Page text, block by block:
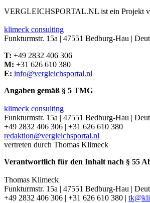
VERGLEICHSPORTAL.NL ist ein Projekt
klimeck consulting
Funkturmstr. 15a | 47551 Bedburg-Hau |
T: +49 2832 406 306
M: +31 626 610 380
E: info@vergleichsportal.nl
Angaben gemäß § 5 TMG
klimeck consulting
Funkturmstr. 15a | 47551 Bedburg-Hau |
+49 2832 406 306 | +31 626 610 380
redaktion@vergleichsportal.nl
vertreten durch Thomas Klimeck
Verantwortlich für den Inhalt nach § 55
Thomas Klimeck
Funkturmstr. 15a | 47551 Bedburg-Hau |
+49 2832 406 306 | +31 626 610 380 |